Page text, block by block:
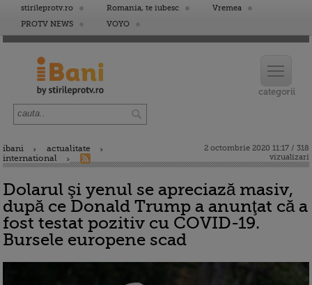
stirileprotv.ro Romania, te iubesc
Vremea
PROTV NEWS
VOYO
ibani
actualitate
international
2 octombrie 2020 11:17 / 318
vizualizari
Dolarul şi yenul se apreciază masiv,
după ce Donald Trump a anunţat că a
fost testat pozitiv cu COVID-19.
Bursele europene scad